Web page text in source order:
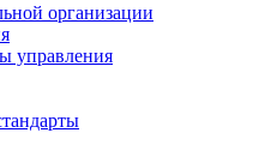
организации
управления